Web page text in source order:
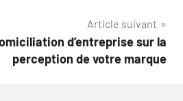
Article suivant
d’entreprise sur la
perception de votre marque